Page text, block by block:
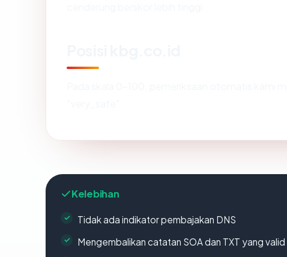
Kelebihan
Tidak ada indikator pembajakan DNS
Mengembalikan catatan SOA dan TXT yang valid